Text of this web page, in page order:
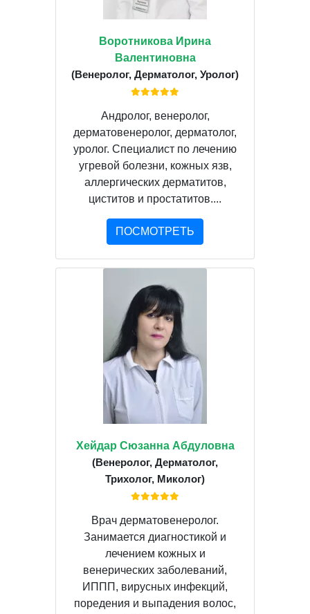
Воротникова Ирина
Валентиновна
(Венеролог, Дерматолог, Уролог)
Андролог, венеролог,
дерматовенеролог, дерматолог,
уролог. Специалист по лечению
угревой болезни, кожных язв,
аллергических дерматитов,
циститов и простатитов....
ПОСМОТРЕТЬ
Хейдар Сюзанна Абдуловна
(Венеролог, Дерматолог,
Трихолог, Миколог)
Врач дерматовенеролог.
Занимается диагностикой и
лечением кожных и
венерических заболеваний,
ИППП, вирусных инфекций,
поредения и выпадения волос,